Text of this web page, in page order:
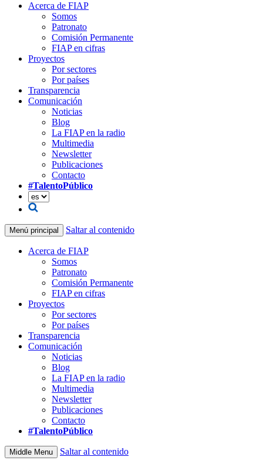
Acerca de FIAP
Somos
Patronato
Comisión Permanente
FIAP en cifras
Proyectos
Por sectores
Por países
Transparencia
Comunicación
Noticias
Blog
La FIAP en la radio
Multimedia
Newsletter
Publicaciones
Contacto
#TalentoPúblico
Menú principal Saltar al contenido
Acerca de FIAP
Somos
Patronato
Comisión Permanente
FIAP en cifras
Proyectos
Por sectores
Por países
Transparencia
Comunicación
Noticias
Blog
La FIAP en la radio
Multimedia
Newsletter
Publicaciones
Contacto
#TalentoPúblico
Middle Menu Saltar al contenido